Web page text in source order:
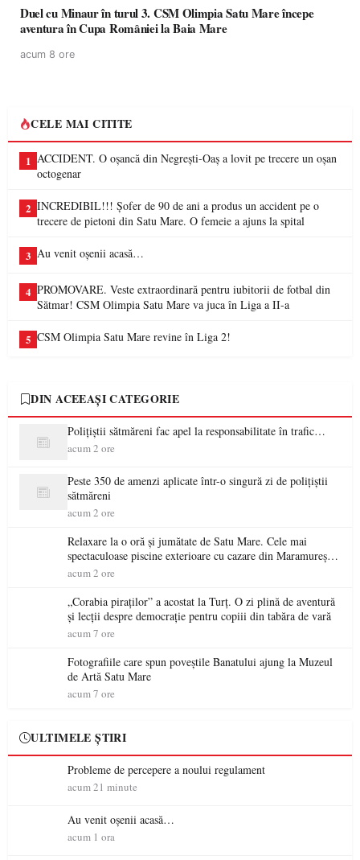
Duel cu Minaur în turul 3. CSM Olimpia Satu Mare începe
aventura în Cupa României la Baia Mare
acum 8 ore
CELE MAI CITITE
1 ACCIDENT. O oșancă din Negrești-Oaș a lovit pe trecere un oșan
octogenar
2 INCREDIBIL!!! Șofer de 90 de ani a produs un accident pe o
trecere de pietoni din Satu Mare. O femeie a ajuns la spital
3 Au venit oșenii acasă…
4 PROMOVARE. Veste extraordinară pentru iubitorii de fotbal din
Sătmar! CSM Olimpia Satu Mare va juca în Liga a II-a
5 CSM Olimpia Satu Mare revine în Liga 2!
DIN ACEEAȘI CATEGORIE
Polițiștii sătmăreni fac apel la responsabilitate în trafic…
acum 2 ore
Peste 350 de amenzi aplicate într-o singură zi de polițiștii
sătmăreni
acum 2 ore
Relaxare la o oră și jumătate de Satu Mare. Cele mai
spectaculoase piscine exterioare cu cazare din Maramureș,
ideale pentru o escapadă de vară
acum 2 ore
„Corabia piraților” a acostat la Turț. O zi plină de aventură
și lecții despre democrație pentru copiii din tabăra de vară
acum 7 ore
Fotografiile care spun poveștile Banatului ajung la Muzeul
de Artă Satu Mare
acum 7 ore
ULTIMELE ȘTIRI
Probleme de percepere a noului regulament
acum 21 minute
Au venit oșenii acasă…
acum 1 ora